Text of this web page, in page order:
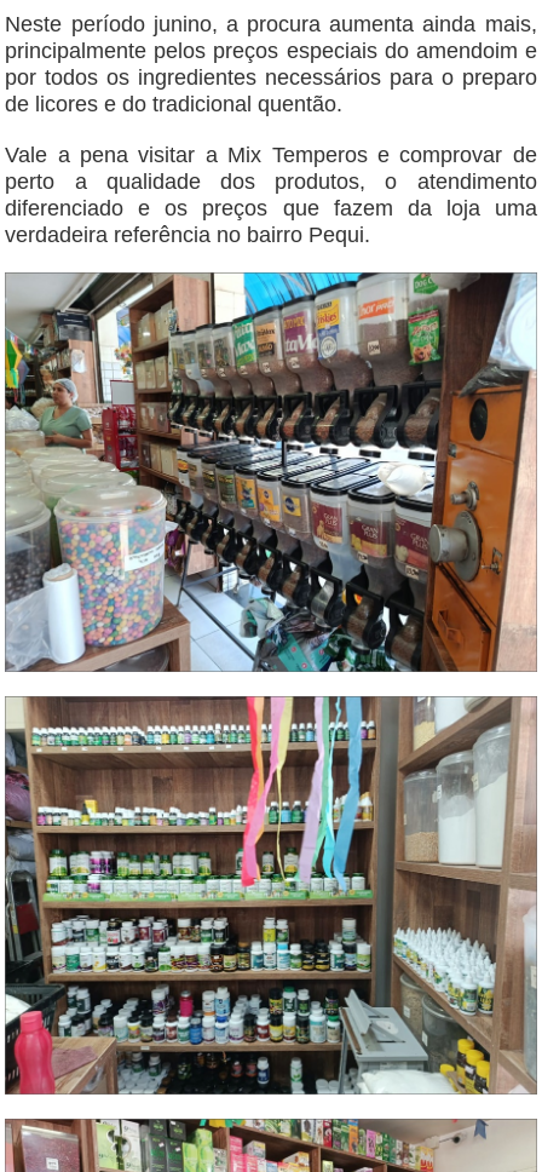
Neste período junino, a procura aumenta ainda mais,
principalmente pelos preços especiais do amendoim e
por todos os ingredientes necessários para o preparo
de licores e do tradicional quentão.
Vale a pena visitar a Mix Temperos e comprovar de
perto a qualidade dos produtos, o atendimento
diferenciado e os preços que fazem da loja uma
verdadeira referência no bairro Pequi.